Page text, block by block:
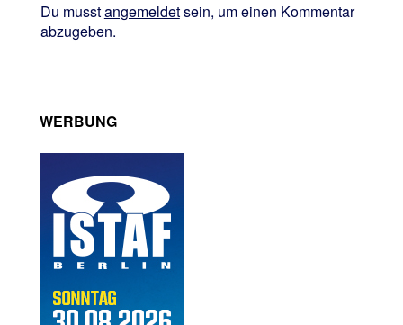
Du musstangemeldetsein, um einen Kommentar
abzugeben.
WERBUNG